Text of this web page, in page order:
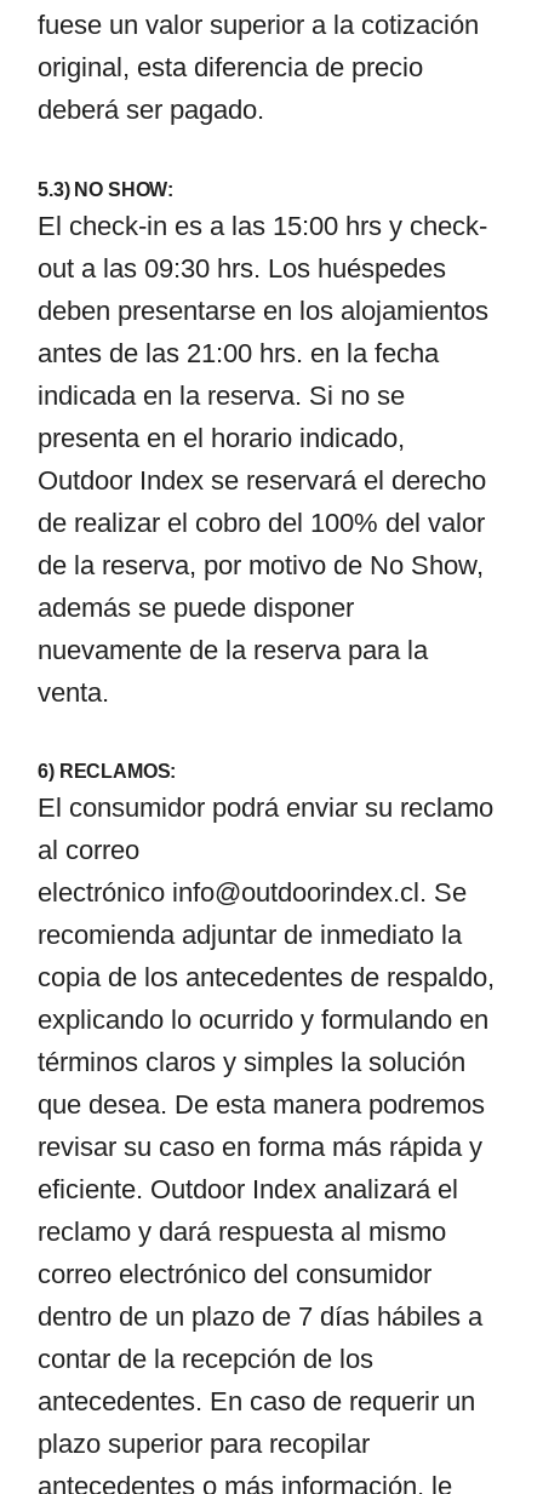
fuese un valor superior a la cotización
original, esta diferencia de precio
deberá ser pagado.
5.3) NO SHOW:
El check-in es a las 15:00 hrs y check-
out a las 09:30 hrs. Los huéspedes
deben presentarse en los alojamientos
antes de las 21:00 hrs. en la fecha
indicada en la reserva. Si no se
presenta en el horario indicado,
Outdoor Index se reservará el derecho
de realizar el cobro del 100% del valor
de la reserva, por motivo de No Show,
además se puede disponer
nuevamente de la reserva para la
venta.
6) RECLAMOS:
El consumidor podrá enviar su reclamo
al correo
electrónico info@outdoorindex.cl. Se
recomienda adjuntar de inmediato la
copia de los antecedentes de respaldo,
explicando lo ocurrido y formulando en
términos claros y simples la solución
que desea. De esta manera podremos
revisar su caso en forma más rápida y
eficiente. Outdoor Index analizará el
reclamo y dará respuesta al mismo
correo electrónico del consumidor
dentro de un plazo de 7 días hábiles a
contar de la recepción de los
antecedentes. En caso de requerir un
plazo superior para recopilar
antecedentes o más información, le